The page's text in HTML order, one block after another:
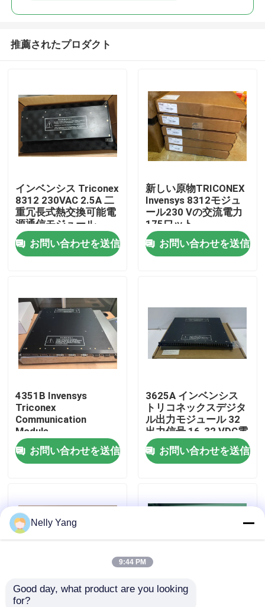
製品
わたしたち に つい て
品質管理
連絡 ください
引金 を 求め て ください
曲がネバダの部品
推薦されたプロダクト
インベンシス Triconex
8312 230VAC 2.5A 二
重冗長式熱交換可能電
源通信モジュール
お問い合わせを送信
新しい原物TRICONEX
Invensys 8312モジュ
ール230 Vの交流電力
175ワット
お問い合わせを送信
4351B Invensys
Triconex
Communication
Module
お問い合わせを送信
3625A インベンシス
トリコネックスデジタ
ル出力モジュール 32
出力信号 16-32 VDC電
圧範囲 3625 モジュー
ルと完全に互換性
お問い合わせを送信
9662-610 Invensys
Nelly Yang
9:44 PM
Good day, what product are you looking
for?